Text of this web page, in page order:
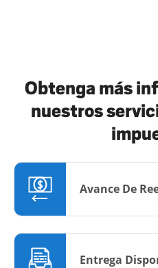
Obtenga más
nuestros
Avance De
Entrega